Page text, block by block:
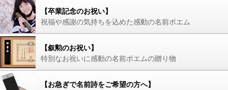
【卒業記念のお祝い】
祝福や感謝の気持ちを込めた感動の名前ポエム
【叙勲のお祝い】
特別なお祝いに感動の名前ポエムの贈り物
【お急ぎで名前詩をご希望の方へ】